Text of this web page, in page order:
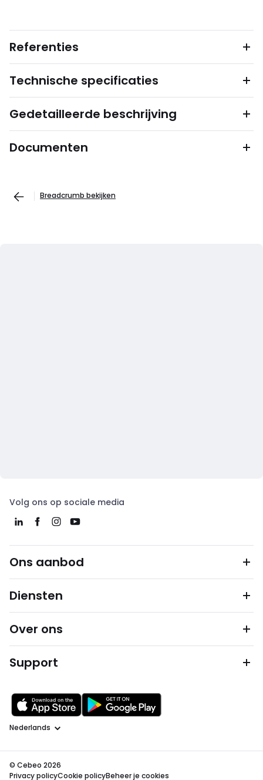
Referenties
Technische specificaties
Gedetailleerde beschrijving
Documenten
Breadcrumb bekijken
Volg ons op sociale media
Ons aanbod
Diensten
Over ons
Support
Taal
© Cebeo 2026
Privacy policyCookie policyBeheer je cookies